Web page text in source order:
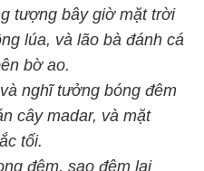
tượng bây giờ mặt trời
lúa, và lão bà đánh cá
bờ ao.
nghĩ tưởng bóng đêm
cây madar, và mặt
tối.
đêm, sao đêm lại